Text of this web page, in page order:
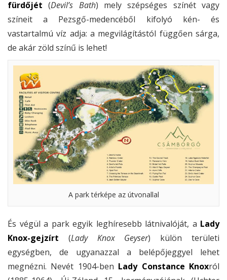
fürdőjét (Devil’s Bath) mely szépséges színét vagy
színeit a Pezsgő-medencéből kifolyó kén- és
vastartalmú víz adja: a megvilágítástól függően sárga,
de akár zöld színű is lehet!
A park térképe az útvonallal
És végül a park egyik leghíresebb látnivalóját, a Lady
Knox-gejzírt (Lady Knox Geyser) külön területi
egységben, de ugyanazzal a belépőjeggyel lehet
megnézni. Nevét 1904-ben Lady Constance Knoxról